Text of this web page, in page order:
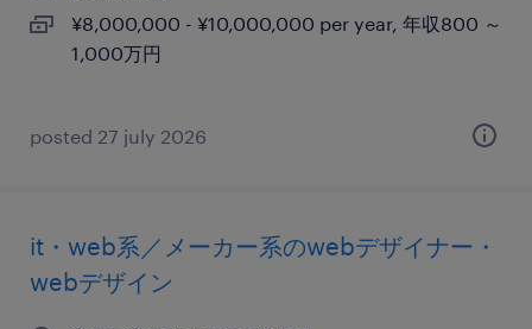
¥8,000,000 - ¥10,000,000 per year, 年収800 ～
1,000万円
posted 27 july 2026
it・web系／メーカー系のwebデザイナー・
webデザイン